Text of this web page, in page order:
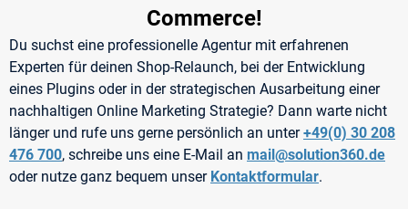
Commerce!
Du suchst eine professionelle Agentur mit erfahrenen
Experten für deinen Shop-Relaunch, bei der Entwicklung
eines Plugins oder in der strategischen Ausarbeitung einer
nachhaltigen Online Marketing Strategie? Dann warte nicht
länger und rufe uns gerne persönlich an unter+49(0) 30 208
476 700, schreibe uns eine E-Mail an mail@solution360.de
oder nutze ganz bequem unser Kontaktformular.